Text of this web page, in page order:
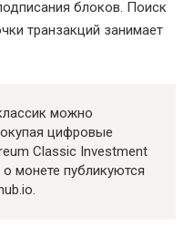
блоков. Поиск
транзакций занимает
можно
цифровые
Classic Investment
монете публикуются